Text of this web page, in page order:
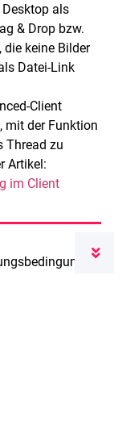
als
& Drop bzw.
die keine Bilder
Datei-Link
Client
mit der Funktion
Thread zu
Artikel:
im Client